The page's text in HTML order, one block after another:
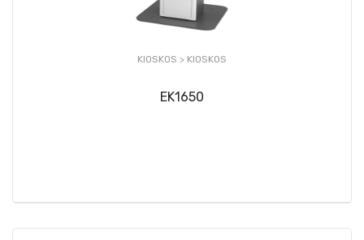
KIOSKOS > KIOSKOS
EK1650